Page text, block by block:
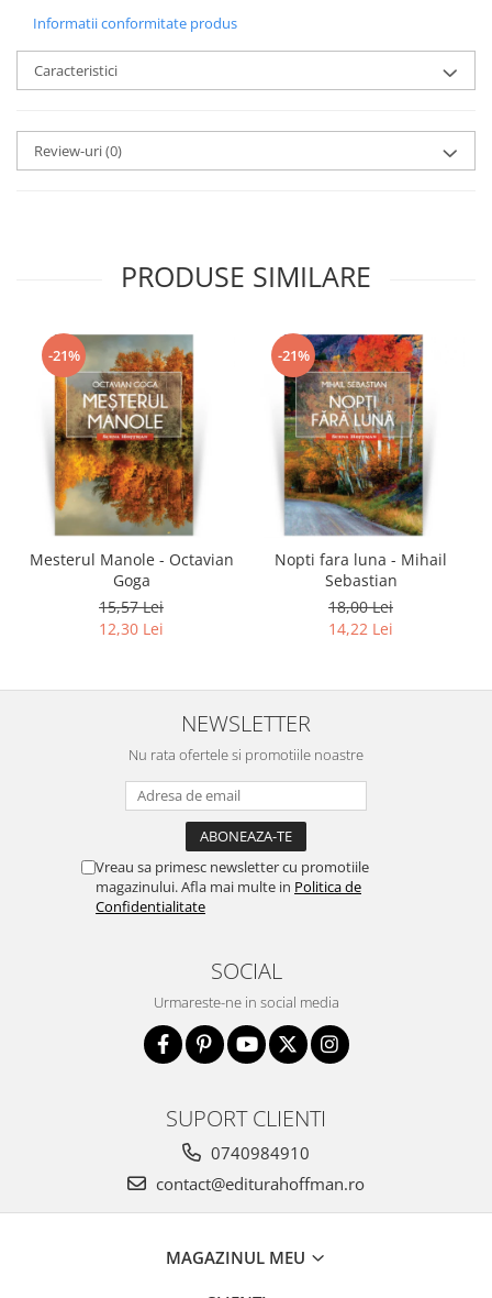
Informatii conformitate produs
Caracteristici
Review-uri(0)
PRODUSE SIMILARE
-21%
Mesterul Manole - Octavian
Goga
15,57 Lei
12,30 Lei
-21%
Nopti fara luna - Mihail
Sebastian
18,00 Lei
14,22 Lei
NEWSLETTER
Nu rata ofertele si promotiile noastre
Vreau sa primesc newsletter cu promotiile
magazinului. Afla mai multe in Politica de
Confidentialitate
SOCIAL
Urmareste-ne in social media
SUPORT CLIENTI
0740984910
contact@editurahoffman.ro
MAGAZINUL MEU